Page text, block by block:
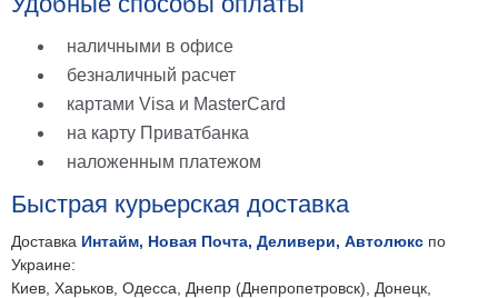
наличными в офисе
безналичный расчет
картами Visa и MasterCard
на карту Приватбанка
наложенным платежом
Быстрая курьерская доставка
Доставка Интайм, Новая Почта, Деливери, Автолюкс по
Украине:
Киев, Харьков, Одесса, Днепр (Днепропетровск), Донецк,